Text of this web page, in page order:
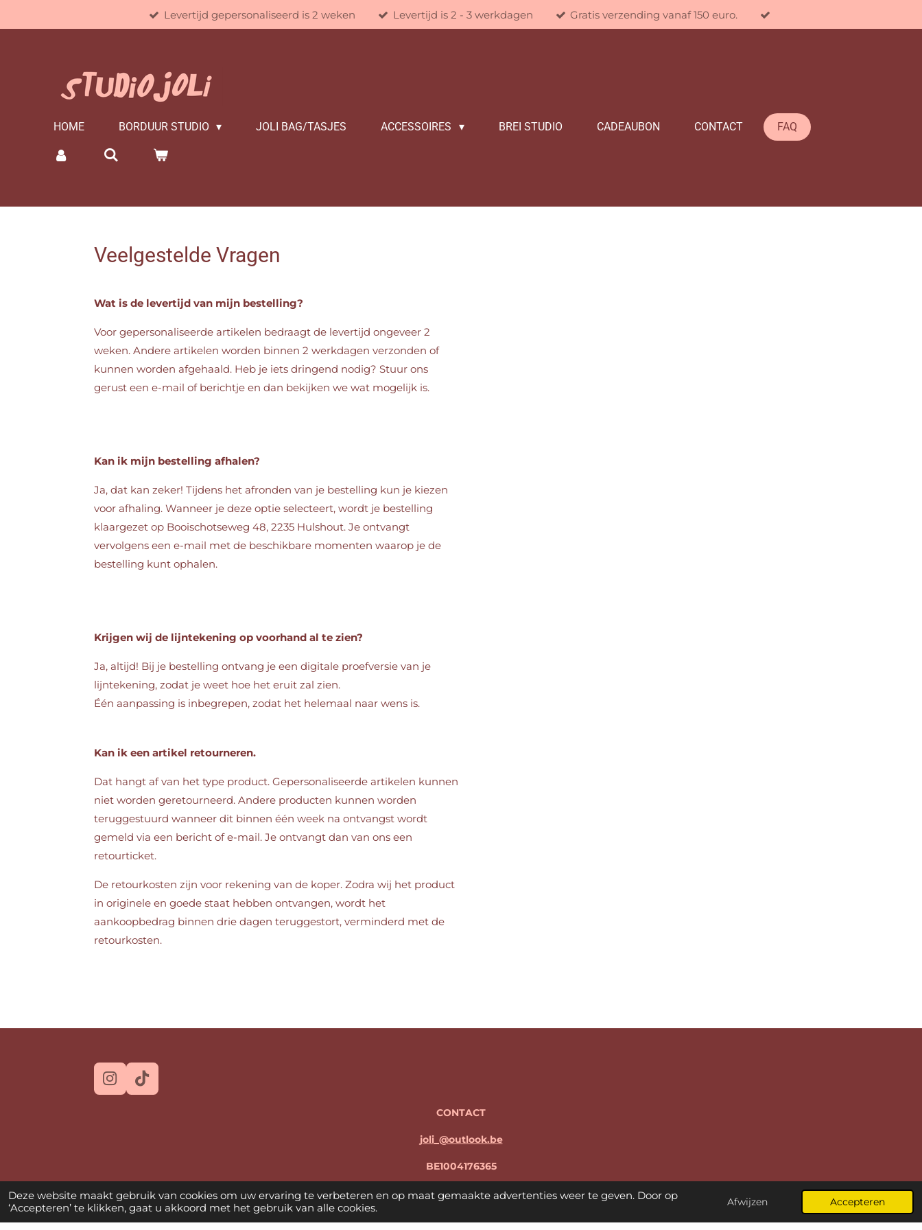
Deze website maakt gebruik van cookies om uw ervaring te verbeteren en op maat gemaakte advertenties weer te geven. Door op
‘Accepteren’ te klikken, gaat u akkoord met het gebruik van alle cookies.
Afwijzen Accepteren
hoofdinhoud
Levertijd gepersonaliseerd is 2 weken Levertijd is 2 - 3 werkdagen Gratis verzending vanaf 150 euro.
HOME BORDUUR STUDIO JOLI BAG/TASJES ACCESSOIRES BREI STUDIO CADEAUBON CONTACT FAQ
Veelgestelde Vragen
Wat is de levertijd van mijn bestelling?
Voor gepersonaliseerde artikelen bedraagt de levertijd ongeveer 2
weken. Andere artikelen worden binnen 2 werkdagen verzonden of
kunnen worden afgehaald. Heb je iets dringend nodig? Stuur ons
gerust een e-mail of berichtje en dan bekijken we wat mogelijk is.
Kan ik mijn bestelling afhalen?
Ja, dat kan zeker! Tijdens het afronden van je bestelling kun je kiezen
voor afhaling. Wanneer je deze optie selecteert, wordt je bestelling
klaargezet op Booischotseweg 48, 2235 Hulshout. Je ontvangt
vervolgens een e-mail met de beschikbare momenten waarop je de
bestelling kunt ophalen.
Krijgen wij de lijntekening op voorhand al te zien?
Ja, altijd! Bij je bestelling ontvang je een digitale proefversie van je
lijntekening, zodat je weet hoe het eruit zal zien.
Één aanpassing is inbegrepen, zodat het helemaal naar wens is.
Kan ik een artikel retourneren.
Dat hangt af van het type product. Gepersonaliseerde artikelen kunnen
niet worden geretourneerd. Andere producten kunnen worden
teruggestuurd wanneer dit binnen één week na ontvangst wordt
gemeld via een bericht of e-mail. Je ontvangt dan van ons een
retourticket.
De retourkosten zijn voor rekening van de koper. Zodra wij het product
in originele en goede staat hebben ontvangen, wordt het
aankoopbedrag binnen drie dagen teruggestort, verminderd met de
retourkosten.
I
n
a
m
T
i
CONTACT
joli_@outlook.be
BE1004176365
Freek Peeters en Jolien Goormans
© 2026 JOLI